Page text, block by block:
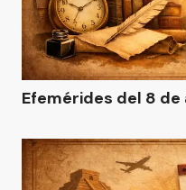
Efemérides del 8 de